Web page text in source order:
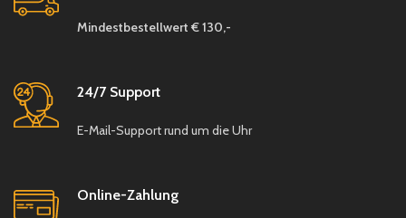
Verwendung: Ideal für
Wasser, Cola, Cocktails,
Spülmaschinengeeignet: Ja
Besonderheiten: Vielseitig
Einsatzbereiche: Perfekt für
Mindestbestellwert € 130,-
24/7 Support
E-Mail-Support rund um die Uhr
Online-Zahlung